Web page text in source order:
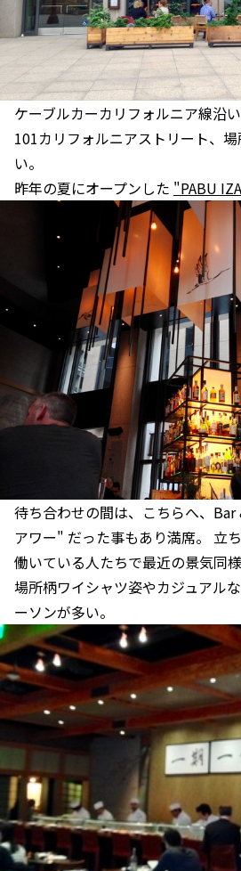
ケーブルカーカリフォルニア線沿い
101カリフォルニアストリート、
い。
昨年の夏にオープンした "PABU
待ち合わせの間は、こちらへ、
アワー" だった事もあり満席。 立
働いている人たちで最近の景気同
場所柄ワイシャツ姿やカジュアル
ーソンが多い。